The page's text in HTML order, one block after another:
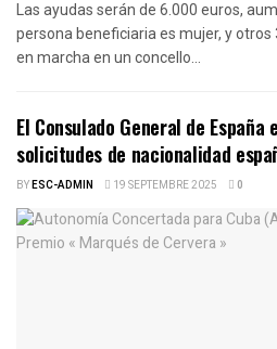
Las ayudas serán de 6.000 euros,
persona beneficiaria es mujer, y otros
en marcha en un concello...
El Consulado General de España
solicitudes de nacionalidad
BYESC-ADMIN 19 SEPTEMBRE 2025 0